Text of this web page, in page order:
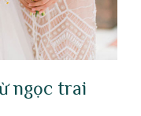
ngọc trai